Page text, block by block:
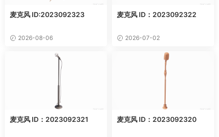
麦克风 ID:2023092323
2026-08-06
麦克风 ID：2023092322
2026-07-02
麦克风 ID：2023092321 麦克风 ID：2023092320